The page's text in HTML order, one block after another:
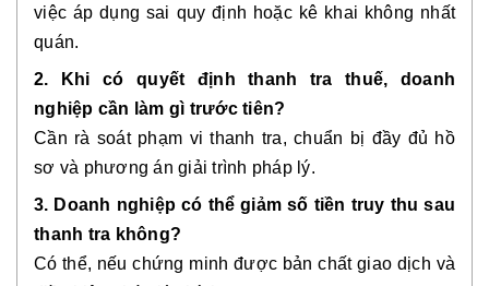
việc áp dụng sai quy định hoặc kê khai không nhất
quán.
2. Khi có quyết định thanh tra thuế, doanh
nghiệp cần làm gì trước tiên?
Cần rà soát phạm vi thanh tra, chuẩn bị đầy đủ hồ
sơ và phương án giải trình pháp lý.
3. Doanh nghiệp có thể giảm số tiền truy thu sau
thanh tra không?
Có thể, nếu chứng minh được bản chất giao dịch và